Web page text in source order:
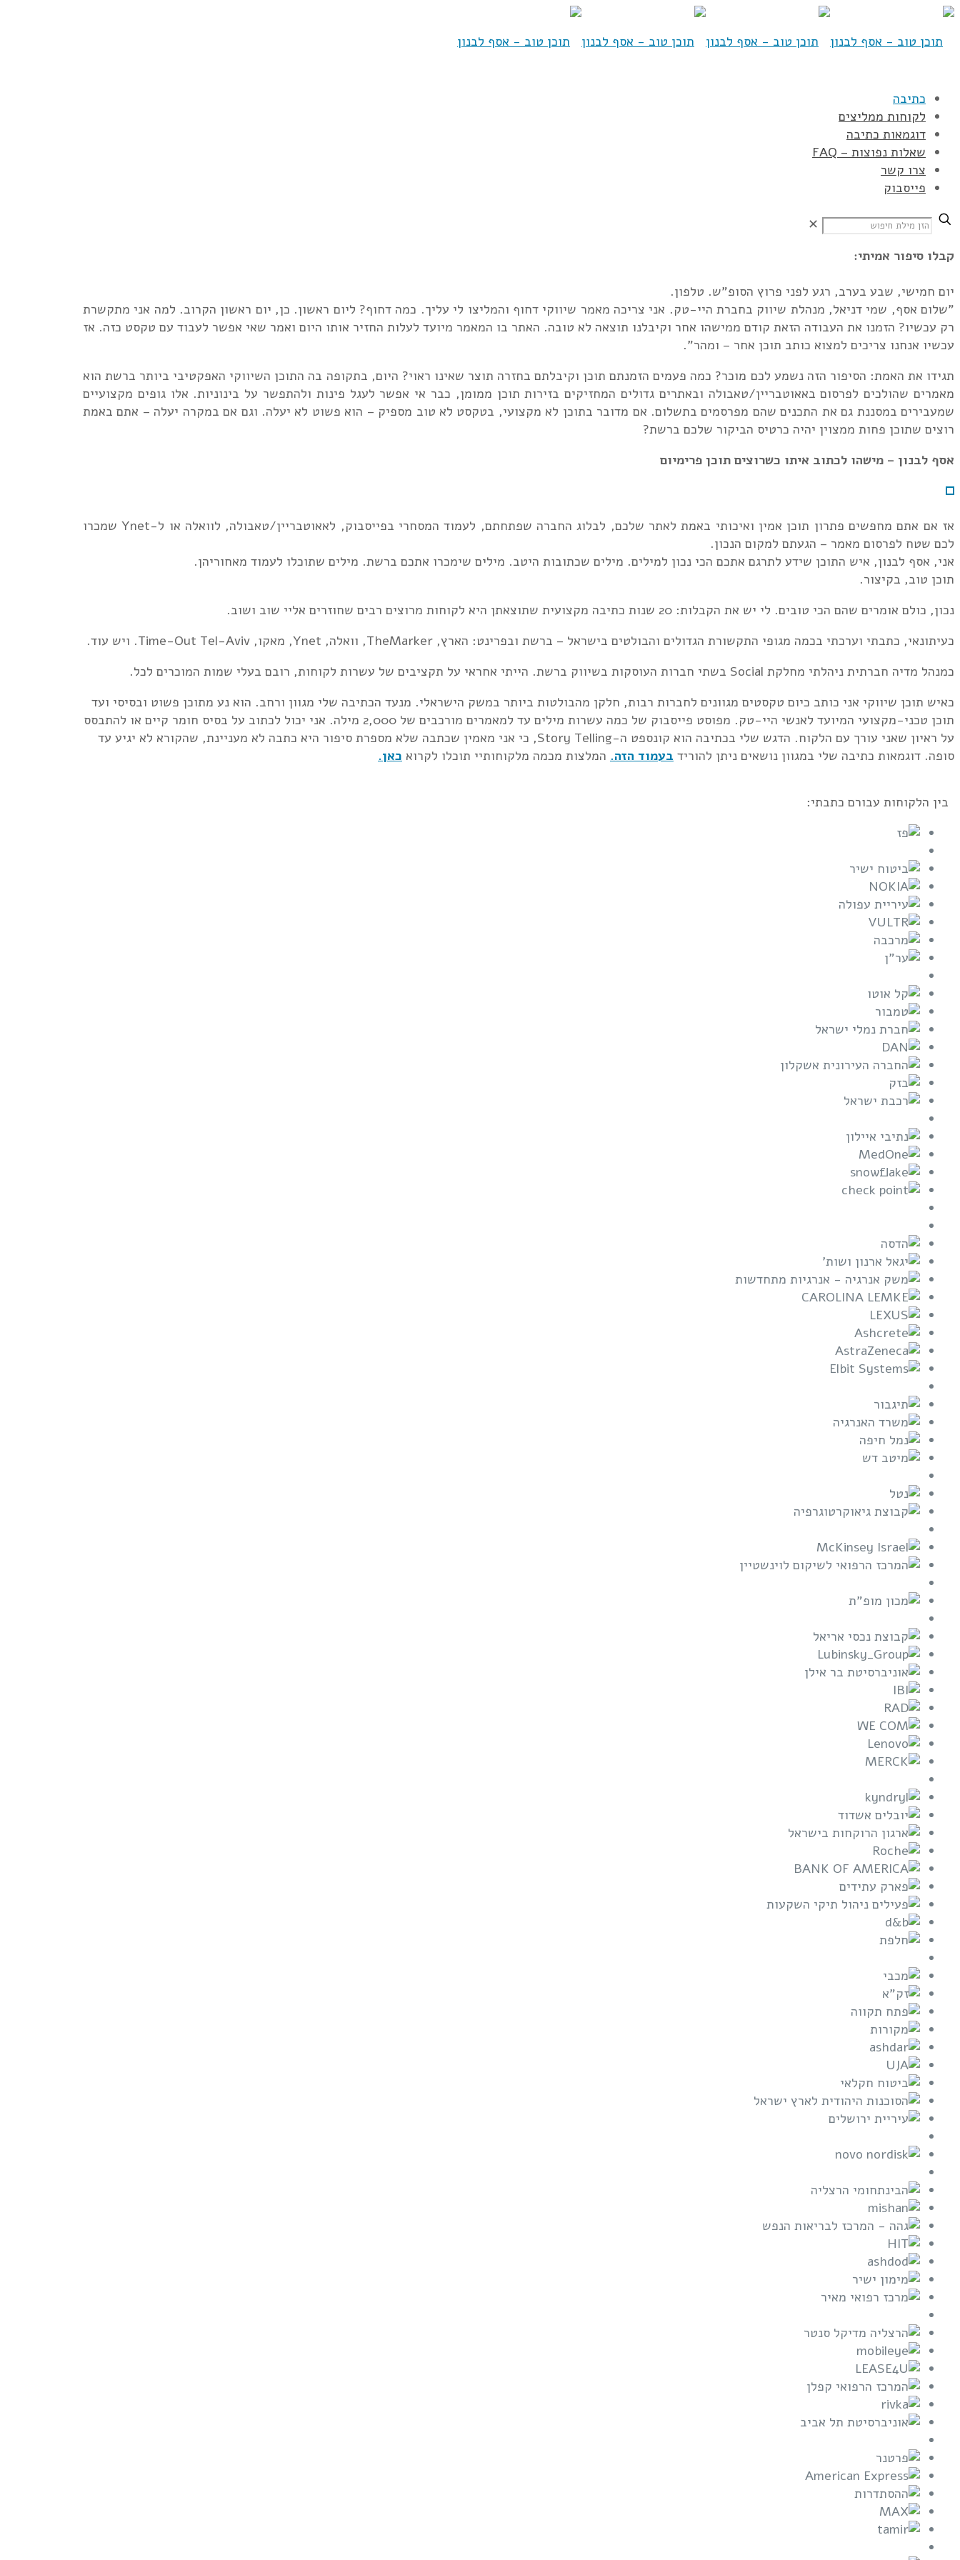
כתיבה
לקוחות ממליצים
דוגמאות כתיבה
שאלות נפוצות – FAQ
צרו קשר
פייסבוק
✕
קבלו סיפור אמיתי:
יום חמישי, שבע בערב, רגע לפני פרוץ הסופ"ש. טלפון.
"שלום אסף, שמי דניאל, מנהלת שיווק בחברת היי-טק. אני צריכה מאמר שיווקי דחוף והמליצו לי עליך. כמה דחוף? ליום ראשון. כן, יום ראשון הקרוב. למה אני מתקשרת
רק עכשיו? הזמנו את העבודה הזאת קודם ממישהו אחר וקיבלנו תוצאה לא טובה. האתר בו המאמר מיועד לעלות החזיר אותו היום ואמר שאי אפשר לעבוד עם טקסט כזה. אז
עכשיו אנחנו צריכים למצוא כותב תוכן אחר – ומהר".
תגידו את האמת: הסיפור הזה נשמע לכם מוכר? כמה פעמים הזמנתם תוכן וקיבלתם בחזרה תוצר שאינו ראוי? היום, בתקופה בה התוכן השיווקי האפקטיבי ביותר ברשת הוא
מאמרים שהולכים לפרסום באאוטבריין/טאבולה ובאתרים גדולים המחזיקים בזירות תוכן ממומן, כבר אי אפשר לעגל פינות ולהתפשר על בינוניות. אלו גופים מקצועיים
שמעבירים במסננת גם את התכנים שהם מפרסמים בתשלום. אם מדובר בתוכן לא מקצועי, בטקסט לא טוב מספיק – הוא פשוט לא יעלה. וגם אם במקרה יעלה – אתם באמת
רוצים שתוכן פחות ממצוין יהיה כרטיס הביקור שלכם ברשת?
אסף לבנון – מישהו לכתוב איתו כשרוצים תוכן פרימיום
אז אם אתם מחפשים פתרון תוכן אמין ואיכותי באמת לאתר שלכם, לבלוג החברה שפתחתם, לעמוד המסחרי בפייסבוק, לאאוטבריין/טאבולה, לוואלה או ל-Ynet שמכרו
לכם שטח לפרסום מאמר – הגעתם למקום הנכון.
אני, אסף לבנון, איש התוכן שידע לתרגם אתכם הכי נכון למילים. מילים שכתובות היטב. מילים שימכרו אתכם ברשת. מילים שתוכלו לעמוד מאחוריהן.
תוכן טוב, בקיצור.
נכון, כולם אומרים שהם הכי טובים. לי יש את הקבלות: 20 שנות כתיבה מקצועית שתוצאתן היא לקוחות מרוצים רבים שחוזרים אליי שוב ושוב.
כעיתונאי, כתבתי וערכתי בכמה מגופי התקשורת הגדולים והבולטים בישראל – ברשת ובפרינט: הארץ, TheMarker, וואלה, Ynet, מאקו, Time-Out Tel-Aviv. ויש עוד.
כמנהל מדיה חברתית ניהלתי מחלקת Social בשתי חברות העוסקות בשיווק ברשת. הייתי אחראי על תקציבים של עשרות לקוחות, רובם בעלי שמות המוכרים לכל.
כאיש תוכן שיווקי אני כותב כיום טקסטים מגוונים לחברות רבות, חלקן מהבולטות ביותר במשק הישראלי. מנעד הכתיבה שלי מגוון ורחב. הוא נע מתוכן פשוט ובסיסי ועד
תוכן טכני-מקצועי המיועד לאנשי היי-טק. מפוסט פייסבוק של כמה עשרות מילים עד למאמרים מורכבים של 2,000 מילה. אני יכול לכתוב על בסיס חומר קיים או להתבסס
על ראיון שאני עורך עם הלקוח. הדגש שלי בכתיבה הוא קונספט ה-Story Telling, כי אני מאמין שכתבה שלא מספרת סיפור היא כתבה לא מעניינת, שהקורא לא יגיע עד
סופה. דוגמאות כתיבה שלי במגוון נושאים ניתן להוריד בעמוד הזה. המלצות מכמה מלקוחותיי תוכלו לקרוא כאן.
בין הלקוחות עבורם כתבתי: